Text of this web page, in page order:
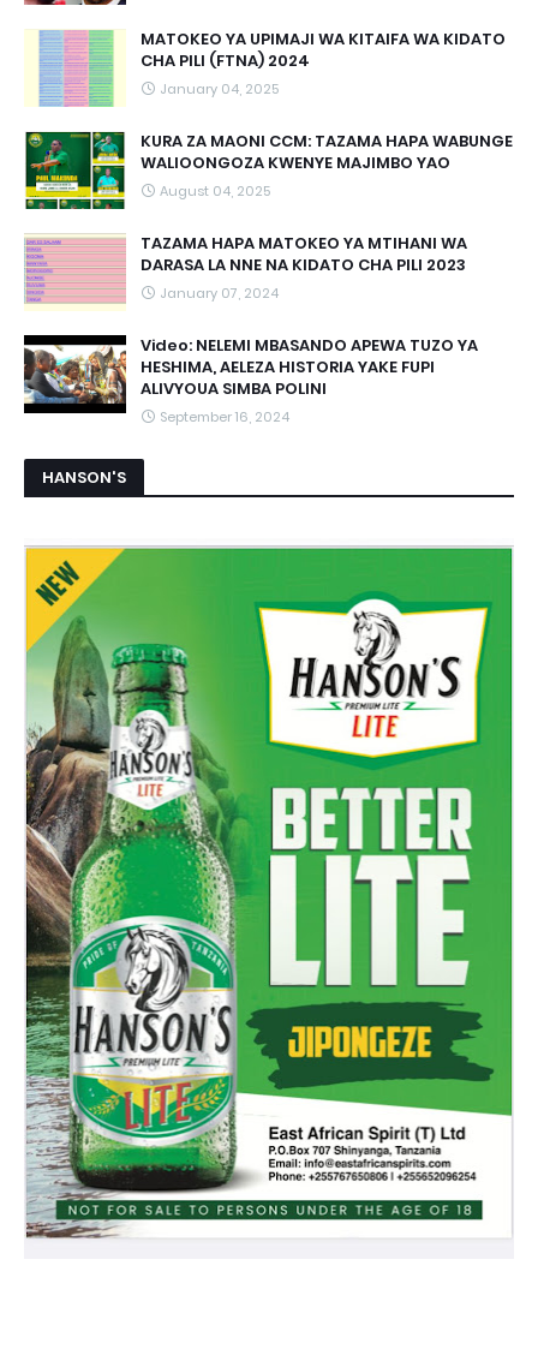
MATOKEO YA UPIMAJI WA KITAIFA WA KIDATO
CHA PILI (FTNA) 2024
January 04, 2025
KURA ZA MAONI CCM: TAZAMA HAPA WABUNGE
WALIOONGOZA KWENYE MAJIMBO YAO
August 04, 2025
TAZAMA HAPA MATOKEO YA MTIHANI WA
DARASA LA NNE NA KIDATO CHA PILI 2023
January 07, 2024
Video: NELEMI MBASANDO APEWA TUZO YA
HESHIMA, AELEZA HISTORIA YAKE FUPI
ALIVYOUA SIMBA POLINI
September 16, 2024
HANSON'S